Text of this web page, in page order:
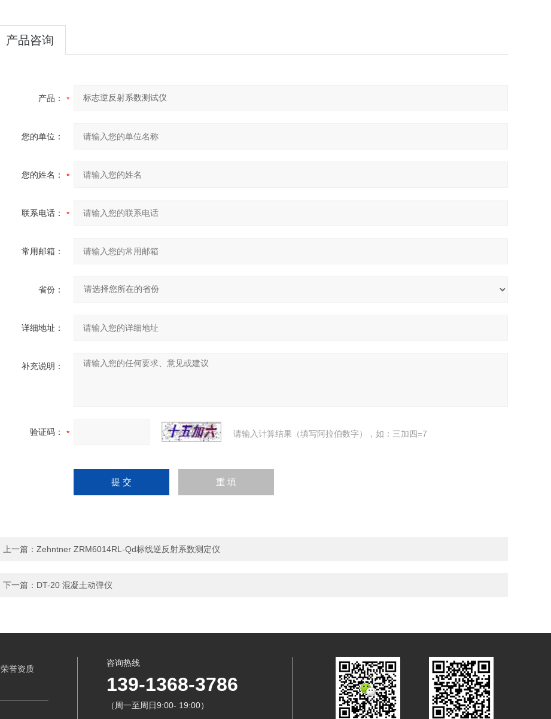
产品咨询
产品：
您的单位：
您的姓名：
联系电话：
常用邮箱：
省份：
详细地址：
补充说明：
验证码： 请输入计算结果（填写阿拉伯数字），如：三加四=7
上一篇： Zehntner ZRM6014RL-Qd标线逆反射系数测定仪
下一篇： DT-20 混凝土动弹仪
荣誉资质
咨询热线
139-1368-3786
（周一至周日9:00- 19:00）